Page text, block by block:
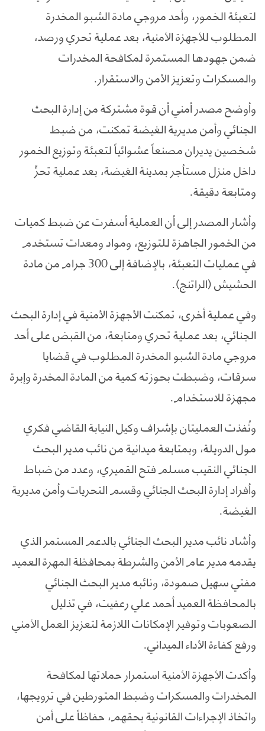
لتعبئة الخمور، وأحد مروجي مادة الشبو المخدرة
المطلوب للأجهزة الأمنية، بعد عملية تحري ورصد،
ضمن جهودها المستمرة لمكافحة المخدرات
والمسكرات وتعزيز الأمن والاستقرار.
وأوضح مصدر أمني أن قوة مشتركة من إدارة البحث
الجنائي وأمن مديرية الغيضة تمكنت، من ضبط
شخصين يديران مصنعاً عشوائياً لتعبئة وتوزيع الخمور
داخل منزل مستأجر بمدينة الغيضة، بعد عملية تحرٍّ
ومتابعة دقيقة.
وأشار المصدر إلى أن العملية أسفرت عن ضبط كميات
من الخمور الجاهزة للتوزيع، ومواد ومعدات تستخدم
في عمليات التعبئة، بالإضافة إلى 300 جرام من مادة
الحشيش (الراتنج).
وفي عملية أخرى، تمكنت الأجهزة الأمنية في إدارة البحث
الجنائي، بعد عملية تحري ومتابعة، من القبض على أحد
مروجي مادة الشبو المخدرة المطلوب في قضايا
سرقات، وضبطت بحوزته كمية من المادة المخدرة وإبرة
مجهزة للاستخدام.
ونُفذت العمليتان بإشراف وكيل النيابة القاضي فكري
مول الدويلة، وبمتابعة ميدانية من نائب مدير البحث
الجنائي النقيب مسلم فتح القميري، وعدد من ضباط
وأفراد إدارة البحث الجنائي وقسم التحريات وأمن مديرية
الغيضة.
وأشاد نائب مدير البحث الجنائي بالدعم المستمر الذي
يقدمه مدير عام الأمن والشرطة بمحافظة المهرة العميد
مفتي سهيل صمودة، ونائبه مدير البحث الجنائي
بالمحافظة العميد أحمد علي رعفيت، في تذليل
الصعوبات وتوفير الإمكانات اللازمة لتعزيز العمل الأمني
ورفع كفاءة الأداء الميداني.
وأكدت الأجهزة الأمنية استمرار حملاتها لمكافحة
المخدرات والمسكرات وضبط المتورطين في ترويجها،
واتخاذ الإجراءات القانونية بحقهم، حفاظاً على أمن